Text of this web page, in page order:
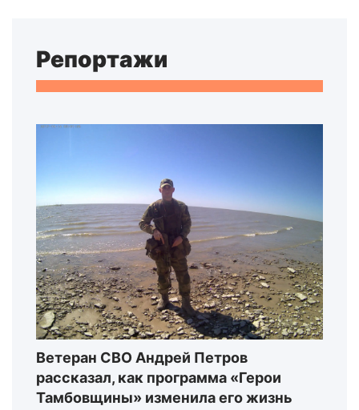
Репортажи
Ветеран СВО Андрей Петров
рассказал, как программа «Герои
Тамбовщины» изменила его жизнь